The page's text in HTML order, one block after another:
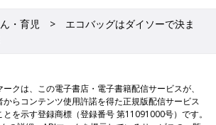
・育児
エコバッグはダイソーで決ま
ークは、この電子書店・電子書籍配信サービスが、
からコンテンツ使用許諾を得た正規版配信サービス
とを示す登録商標（登録番号 第11091000号）です。